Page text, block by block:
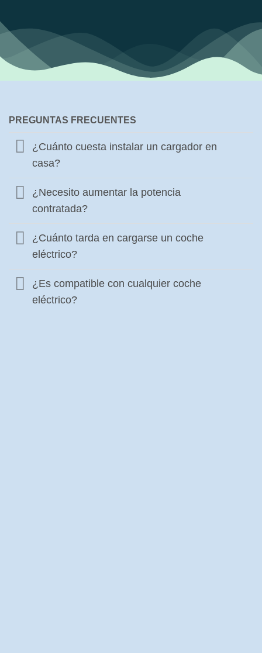
PREGUNTAS FRECUENTES
¿Cuánto cuesta instalar un cargador en
casa?
¿Necesito aumentar la potencia
contratada?
¿Cuánto tarda en cargarse un coche
eléctrico?
¿Es compatible con cualquier coche
eléctrico?